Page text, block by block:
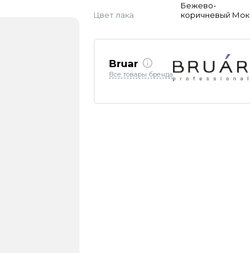
Цвет лака
Бежево-
коричневый
Bruar
Все товары бренда